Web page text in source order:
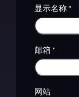
显示名称 *
邮箱 *
网站